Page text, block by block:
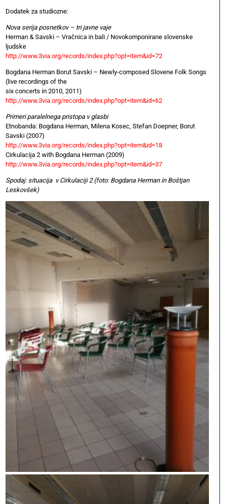
Dodatek za studiozne:
Nova serija posnetkov – tri javne vaje
Herman & Savski – Vračnica in bali / Novokomponirane slovenske
ljudske
http://www.3via.org/records/index.php?opt=item&id=72
Bogdana Herman Borut Savski – Newly-composed Slovene Folk Songs
(live recordings of the
six concerts in 2010, 2011)
http://www.3via.org/records/index.php?opt=item&id=62
Primeri paralelnega pristopa v glasbi
Etnobanda: Bogdana Herman, Milena Kosec, Stefan Doepner, Borut
Savski (2007)
http://www.3via.org/records/index.php?opt=item&id=18
Cirkulacija 2 with Bogdana Herman (2009)
http://www.3via.org/records/index.php?opt=item&id=37
Spodaj: situacija v Cirkulaciji 2 (foto: Bogdana Herman in Boštjan
Leskovšek)